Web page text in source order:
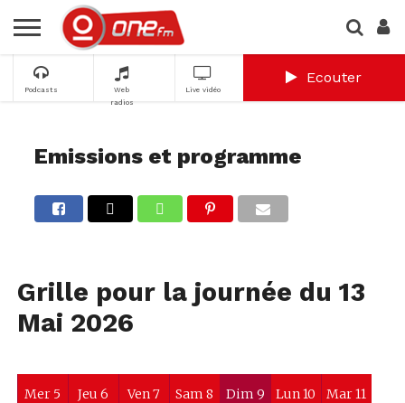
Podcasts
Web
radios
Live vidéo
Ecouter
Emissions et programme
Grille pour la journée du 13
Mai 2026
Mer 5 Jeu 6 Ven 7 Sam 8 Dim 9 Lun 10 Mar 11